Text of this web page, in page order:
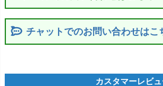
チャットでのお問い合わせはこ